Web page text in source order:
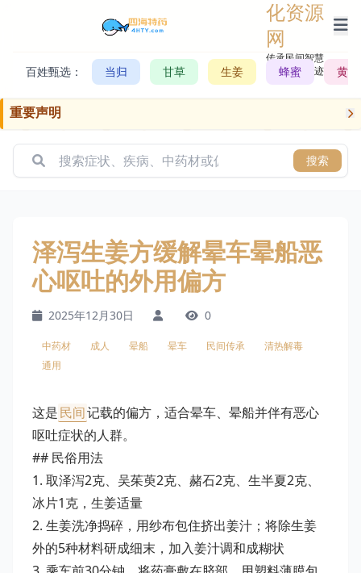
化资源
网
传承民间智慧，
记录历史轨迹
百姓甄选： 当归 甘草 生姜 蜂蜜 黄芪
重要声明
搜索
泽泻生姜方缓解晕车晕船恶
心呕吐的外用偏方
2025年12月30日 0
中药材 成人 晕船 晕车 民间传承
清热解毒
通用
这是民间记载的偏方，适合晕车、晕船并伴有恶心
呕吐症状的人群。
## 民俗用法
1. 取泽泻2克、吴茱萸2克、赭石2克、生半夏2克、
冰片1克，生姜适量
2. 生姜洗净捣碎，用纱布包住挤出姜汁；将除生姜
外的5种材料研成细末，加入姜汁调和成糊状